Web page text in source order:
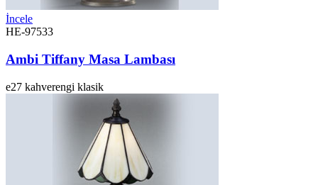
İncele
HE-97533
Ambi Tiffany Masa Lambası
e27 kahverengi klasik